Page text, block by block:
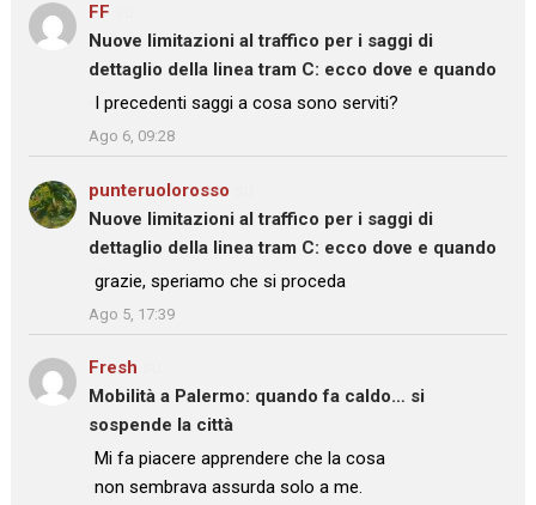
FF
Nuove limitazioni al traffico per i saggi di
dettaglio della linea tram C: ecco dove e quando
: “ I precedenti saggi a cosa sono serviti?
Ago 6, 09:28
punteruolorosso
Nuove limitazioni al traffico per i saggi di
dettaglio della linea tram C: ecco dove e quando
: “
grazie, speriamo che si proceda
”
Ago 5, 17:39
Fresh
Mobilità a Palermo: quando fa caldo… si
sospende la città
: “Mi fa piacere apprendere che la cosa
non sembrava assurda solo a me.
”